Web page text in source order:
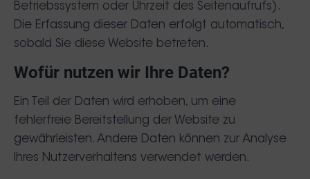
Betriebssystem oder Uhrzeit des Seitenaufrufs).
Die Erfassung dieser Daten erfolgt automatisch,
sobald Sie diese Website betreten.
Wofür nutzen wir Ihre Daten?
Ein Teil der Daten wird erhoben, um eine
fehlerfreie Bereitstellung der Website zu
gewährleisten. Andere Daten können zur Analyse
Ihres Nutzerverhaltens verwendet werden.